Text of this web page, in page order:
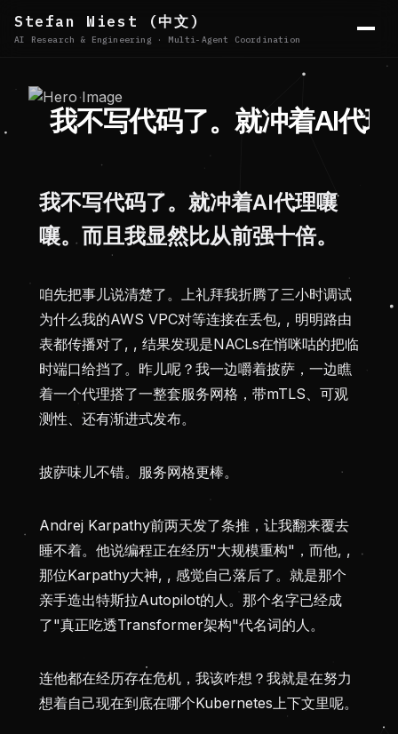
Stefan Wiest (中文)
AI Research & Engineering · Multi-Agent Coordination
我不写代码了。就冲着AI代理
我不写代码了。就冲着AI代理嚷
嚷。而且我显然比从前强十倍。
咱先把事儿说清楚了。上礼拜我折腾了三小时调试
为什么我的AWS VPC对等连接在丢包, , 明明路由
表都传播对了, , 结果发现是NACLs在悄咪咕的把临
时端口给挡了。昨儿呢？我一边嚼着披萨，一边瞧
着一个代理搭了一整套服务网格，带mTLS、可观
测性、还有渐进式发布。
披萨味儿不错。服务网格更棒。
Andrej Karpathy前两天发了条推，让我翻来覆去
睡不着。他说编程正在经历"大规模重构"，而他, ,
那位Karpathy大神, , 感觉自己落后了。就是那个
亲手造出特斯拉Autopilot的人。那个名字已经成
了"真正吃透Transformer架构"代名词的人。
连他都在经历存在危机，我该咋想？我就是在努力
想着自己现在到底在哪个Kubernetes上下文里呢。